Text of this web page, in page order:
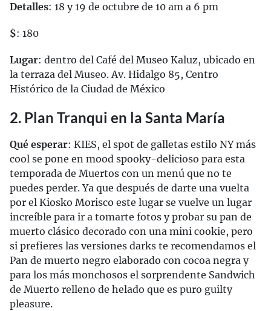
Detalles: 18 y 19 de octubre de 10 am a 6 pm
$: 180
Lugar: dentro del Café del Museo Kaluz, ubicado en
la terraza del Museo. Av. Hidalgo 85, Centro
Histórico de la Ciudad de México
2. Plan Tranqui en la Santa María
Qué esperar: KIES, el spot de galletas estilo NY más
cool se pone en mood spooky-delicioso para esta
temporada de Muertos con un menú que no te
puedes perder. Ya que después de darte una vuelta
por el Kiosko Morisco este lugar se vuelve un lugar
increíble para ir a tomarte fotos y probar su pan de
muerto clásico decorado con una mini cookie, pero
si prefieres las versiones darks te recomendamos el
Pan de muerto negro elaborado con cocoa negra y
para los más monchosos el sorprendente Sandwich
de Muerto relleno de helado que es puro guilty
pleasure.